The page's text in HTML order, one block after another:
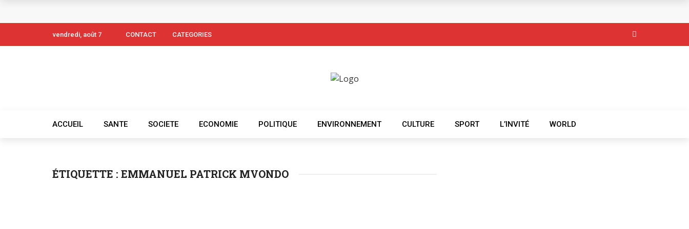
vendredi, août 7 CONTACT CATEGORIES
ACCUEIL SANTE SOCIETE ECONOMIE POLITIQUE ENVIRONNEMENT CULTURE SPORT L’INVITÉ WORLD
ÉTIQUETTE : EMMANUEL PATRICK MVONDO